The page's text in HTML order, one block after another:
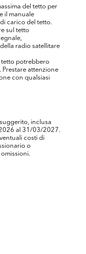
del tetto per
il manuale
carico del tetto.
sul tetto
radio satellitare
tetto potrebbero
attenzione
con qualsiasi
inclusa
al 31/03/2027.
costi di
o